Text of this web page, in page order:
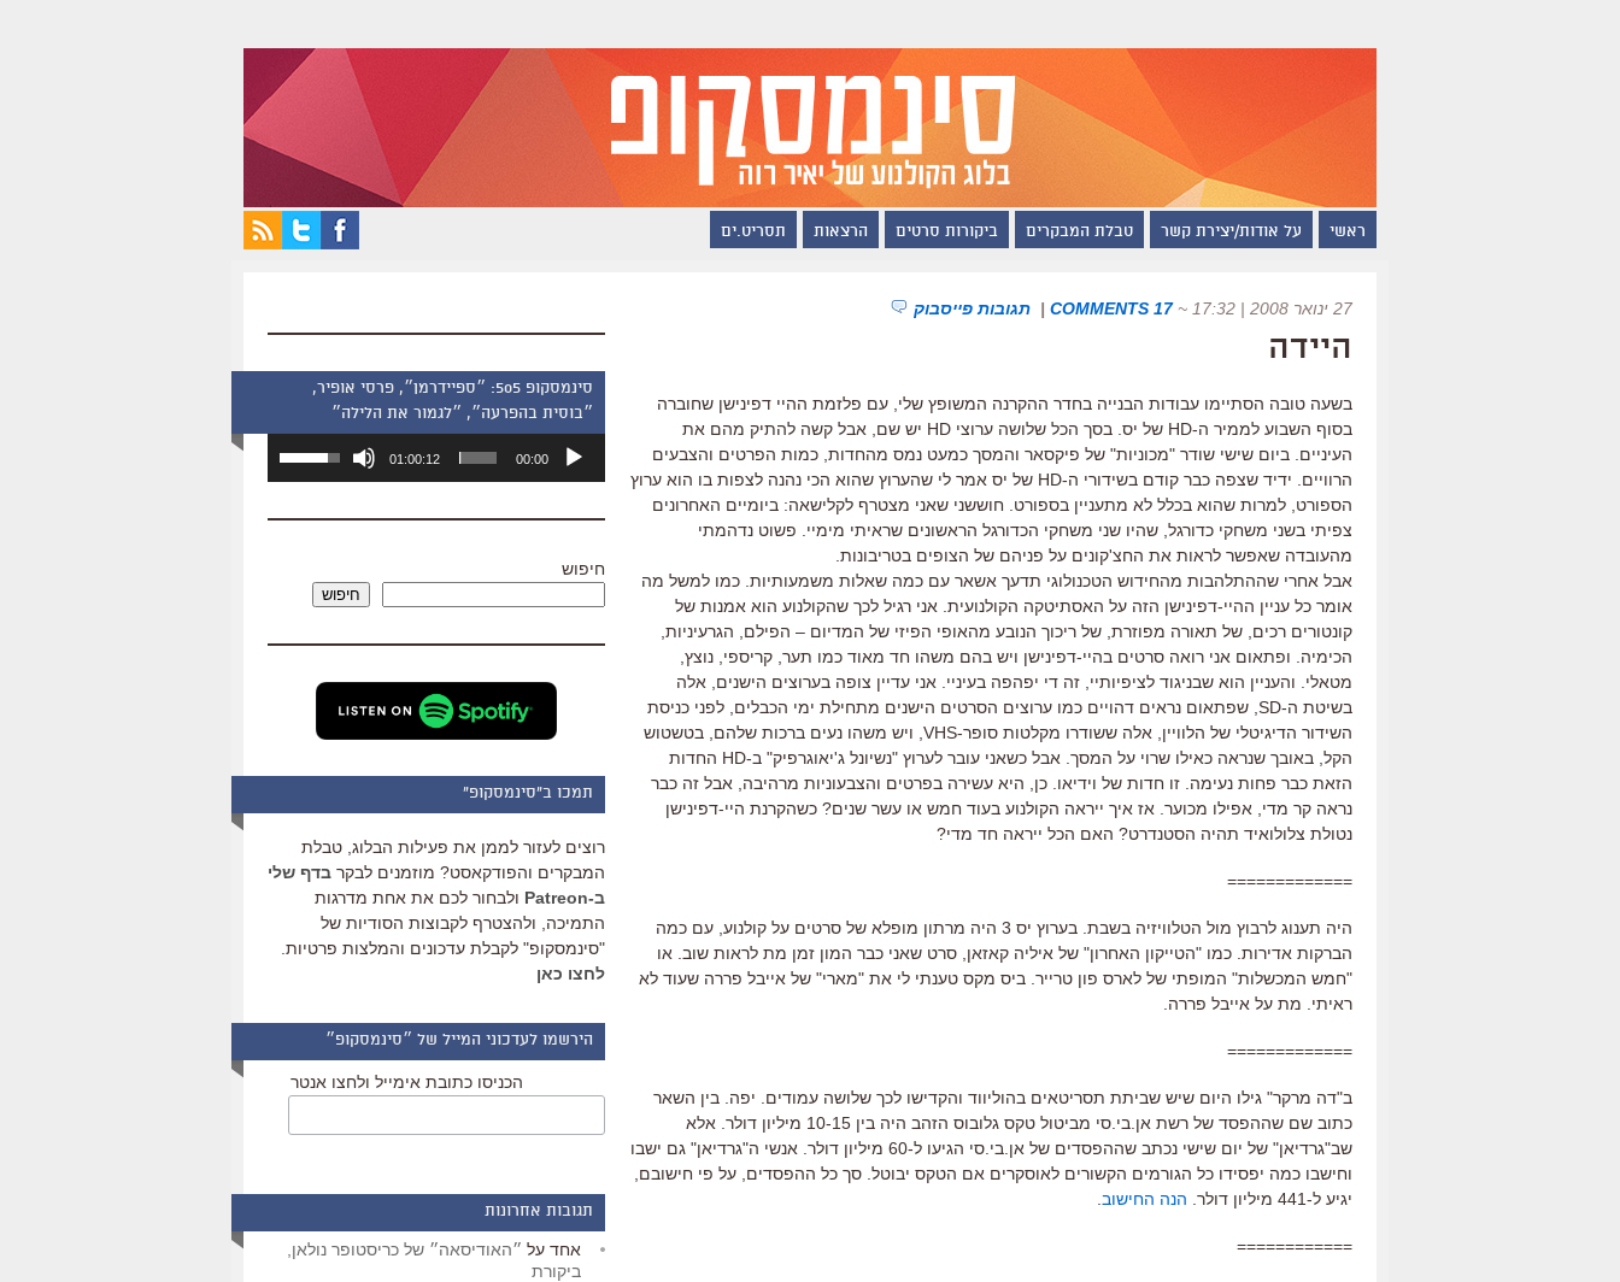
ראשי על אודות/יצירת קשר טבלת המבקרים ביקורות סרטים הרצאות תסריט.ים
27 ינואר 2008 | 17:32 ~
17 COMMENTS
| תגובות פייסבוק
היידה
בשעה טובה הסתיימו עבודות הבנייה בחדר ההקרנה המשופץ שלי, עם פלזמת ההיי דפינישן שחוברה
בסוף השבוע לממיר ה-HD של יס. בסך הכל שלושה ערוצי HD יש שם, אבל קשה להתיק מהם את
העיניים. ביום שישי שודר "מכוניות" של פיקסאר והמסך כמעט נמס מהחדות, כמות הפרטים והצבעים
הרוויים. ידיד שצפה כבר קודם בשידורי ה-HD של יס אמר לי שהערוץ שהוא הכי נהנה לצפות בו הוא ערוץ
הספורט, למרות שהוא בכלל לא מתעניין בספורט. חוששני שאני מצטרף לקלישאה: ביומיים האחרונים
צפיתי בשני משחקי כדורגל, שהיו שני משחקי הכדורגל הראשונים שראיתי מימיי. פשוט נדהמתי
מהעובדה שאפשר לראות את החצ'קונים על פניהם של הצופים בטריבונות.
אבל אחרי שההתלהבות מהחידוש הטכנולוגי תדעך אשאר עם כמה שאלות משמעותיות. כמו למשל מה
אומר כל עניין ההיי-דפינישן הזה על האסתיטקה הקולנועית. אני רגיל לכך שהקולנוע הוא אמנות של
קונטורים רכים, של תאורה מפוזרת, של ריכוך הנובע מהאופי הפיזי של המדיום – הפילם, הגרעיניות,
הכימיה. ופתאום אני רואה סרטים בהיי-דפינישן ויש בהם משהו חד מאוד כמו תער, קריספי, נוצץ,
מטאלי. והעניין הוא שבניגוד לציפיותיי, זה די יפהפה בעיניי. אני עדיין צופה בערוצים הישנים, אלה
בשיטת ה-SD, שפתאום נראים דהויים כמו ערוצים הסרטים הישנים מתחילת ימי הכבלים, לפני כניסת
השידור הדיגיטלי של הלוויין, אלה ששודרו מקלטות סופר-VHS, ויש משהו נעים ברכות שלהם, בטשטוש
הקל, באובך שנראה כאילו שרוי על המסך. אבל כשאני עובר לערוץ "נשיונל ג'יאוגרפיק" ב-HD החדות
הזאת כבר פחות נעימה. זו חדות של וידיאו. כן, היא עשירה בפרטים והצבעוניות מרהיבה, אבל זה כבר
נראה קר מדי, אפילו מכוער. אז איך ייראה הקולנוע בעוד חמש או עשר שנים? כשהקרנת היי-דפינישן
נטולת צלולואיד תהיה הסטנדרט? האם הכל ייראה חד מדי?
=============
היה תענוג לרבוץ מול הטלוויזיה בשבת. בערוץ יס 3 היה מרתון מופלא של סרטים על קולנוע, עם כמה
הברקות אדירות. כמו "הטייקון האחרון" של איליה קאזאן, סרט שאני כבר המון זמן מת לראות שוב. או
"חמש המכשלות" המופתי של לארס פון טרייר. ביס מקס טענתי לי את "מארי" של אייבל פררה שעוד לא
ראיתי. מת על אייבל פררה.
=============
ב"דה מרקר" גילו היום שיש שביתת תסריטאים בהוליווד והקדישו לכך שלושה עמודים. יפה. בין השאר
כתוב שם שההפסד של רשת אן.בי.סי מביטול טקס גלובוס הזהב היה בין 10-15 מיליון דולר. אלא
שב"גרדיאן" של יום שישי נכתב שההפסדים של אן.בי.סי הגיעו ל-60 מיליון דולר. אנשי ה"גרדיאן" גם ישבו
וחישבו כמה יפסידו כל הגורמים הקשורים לאוסקרים אם הטקס יבוטל. סך כל ההפסדים, על פי חישובם,
יגיע ל-441 מיליון דולר.
הנה החישוב
============
סינמסקופ 505: ״ספיידרמן״, פרסי אופיר,
״בוסית בהפרעה״, ״לגמור את הלילה״
אודיו
00:00
01:00:12
השתמש
כדי
שמע.
חיפוש
חיפוש
תמכו ב"סינמסקופ"
רוצים לעזור לממן את פעילות הבלוג, טבלת
המבקרים והפודקאסט? מוזמנים לבקר בדף שלי
ב-Patreon
ולבחור לכם את אחת מדרגות
התמיכה, ולהצטרף לקבוצות הסודיות של
"סינמסקופ" לקבלת עדכונים והמלצות פרטיות.
לחצו כאן
הירשמו לעדכוני המייל של ״סינמסקופ״
הכניסו כתובת אימייל ולחצו אנטר
תגובות אחרונות
אחד על ״האודיסאה״ של כריסטופר נולאן,
ביקורת